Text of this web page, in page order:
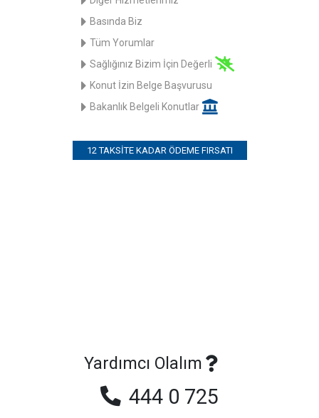
Basında Biz
Tüm Yorumlar
Sağlığınız Bizim İçin Değerli
Konut İzin Belge Başvurusu
Bakanlık Belgeli Konutlar
12 TAKSITE KADAR ÖDEME FIRSATI
Yardımcı Olalım
444 0 725